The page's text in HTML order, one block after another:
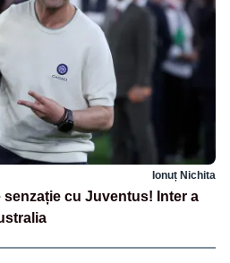
Ionuț Nichita
cu Juventus! Inter a